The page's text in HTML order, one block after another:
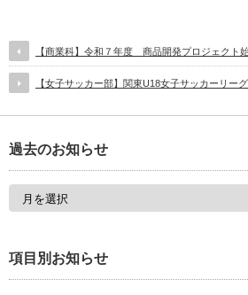
【商業科】令和７年度 商品開発プロジェクト
【女子サッカー部】関東U18女子サッカーリ
過去のお知らせ
項目別お知らせ